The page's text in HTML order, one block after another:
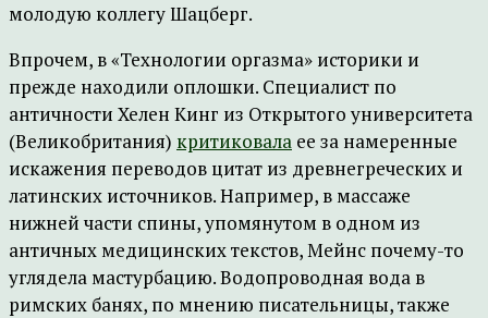
молодую коллегу Шацберг.
Впрочем, в «Технологии оргазма» историки и
прежде находили оплошки. Специалист по
античности Хелен Кинг из Открытого университета
(Великобритания) критиковала ее за намеренные
искажения переводов цитат из древнегреческих и
латинских источников. Например, в массаже
нижней части спины, упомянутом в одном из
античных медицинских текстов, Мейнс почему-то
углядела мастурбацию. Водопроводная вода в
римских банях, по мнению писательницы, также